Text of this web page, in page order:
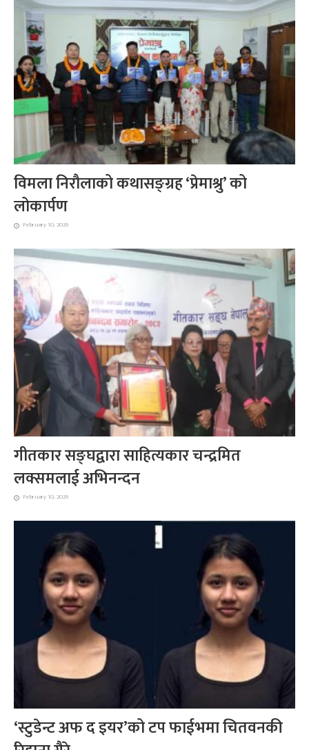
विमला निरौलाको कथासङ्ग्रह ‘प्रेमाश्रु’ को
लोकार्पण
February 10, 2026
गीतकार सङ्घद्वारा साहित्यकार चन्द्रमित
लक्समलाई अभिनन्दन
February 10, 2026
‘स्टुडेन्ट अफ द इयर’को टप फाईभमा चितवनकी